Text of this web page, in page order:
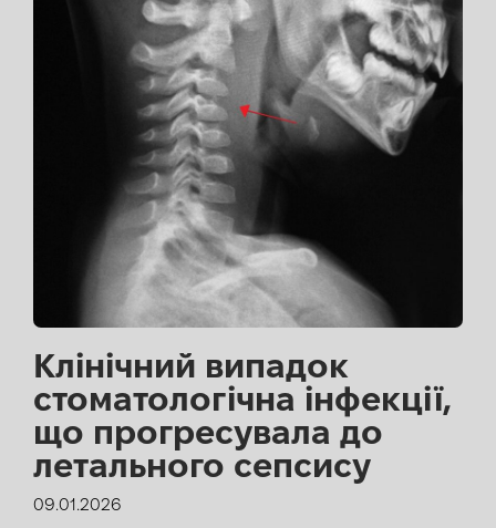
Клінічний випадок
стоматологічна інфекції,
що прогресувала до
летального сепсису
09.01.2026